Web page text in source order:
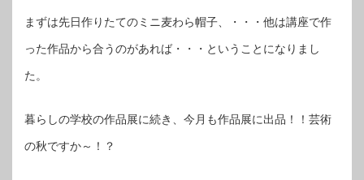
まずは先日作りたてのミニ麦わら帽子、・・・他は講座で作
った作品から合うのがあれば・・・ということになりまし
た。
暮らしの学校の作品展に続き、今月も作品展に出品！！芸術
の秋ですか～！？